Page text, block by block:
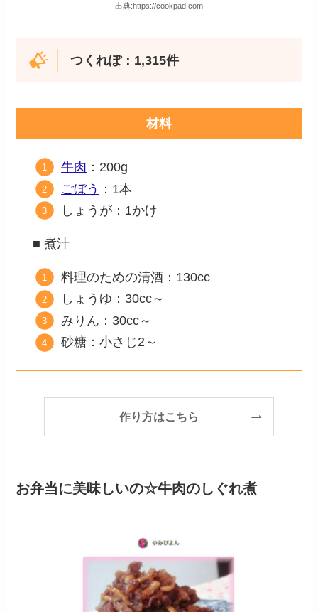
出典:https://cookpad.com
つくれぽ：1,315件
材料
牛肉 ：200g
ごぼう ：1本
しょうが：1かけ
■ 煮汁
料理のための清酒：130cc
しょうゆ：30cc～
みりん：30cc～
砂糖：小さじ2～
作り方はこちら
お弁当に美味しいの☆牛肉のしぐれ煮